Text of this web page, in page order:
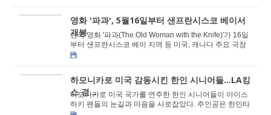
영화 '파과', 5월16일부터 샌프란시스코 베이서
개봉
한국 영화 '파과(The Old Woman with the Knife)'가 16일
부터 샌프란시스코 베이 지역 등 미국, 캐나다 주요 극장
에서 개봉한다. 영화 홍보 대행사 블레...
하모니카로 미국 감동시킨 한인 시니어들...LA킹
스 경...
하모니카로 미국 국가를 연주한 한인 시니어들이 아이스
하키 팬들의 눈길과 마음을 사로잡았다. 주인공은 한인타